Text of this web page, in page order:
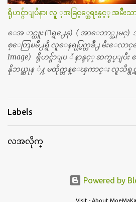
က္်ားေလးလုိဘဲ ေနေစခ်င္တယ္။ အေဖ့
က္ရတယ္။ ေယာက္်ားဘဝဆုိတာ ျမင့္ျမ
က္်ားေလး စိတ္လည္း ရွိေအာင္ ဘာသာေ
တန္ခူးလဆုိ တစ္လလံုး ကိုရင္ ဝတ္ခုိင္းတ
ယာက္်ားေလးေတြက ကိုယ့္ကို ဘာပဲျဖစ္
ရင္စတယ္။ အေျခာက္ ဘာညာေပါ့၊ အာ့့
ရိုဟင္ဂ်ာျပႆနာ၊ လူ ့အခြင့္အေရးနွင့္ အမ်ိဳးသ
ေအ ာင္ထူး (ေရွ႕ေန) ( အာေဘာ္အျမ
စ္ေတြၿမိဳ႕ရွိ လူေနရပ္ကြက္တခ်ိဳ႕ မီးေလာင္
Image) ရိုဟင္ဂ်ာျပ ႆ နာနွင့္ ဆက္စပ္ျပီ
နိုဘယ္ဆုန ဲ႔ မထိုက္တန္ေၾကာင္း လူသိရွင္ၾက
စ္ေနပံုမ်ား၊ ဘဂၤလားေဒ႕ရွ္ နိုင္ငံဘက္
ထုပ္ တေယာက္ တထုပ္ ေ ပး၍ ေရထဲ သို႔
ဂ်ာဇီးရား နိုင္ငံတကာ ရုပ္သံလႊင့္ဌာနက ရိုဟ
Labels
လအလိုက္
Powered by
Visit -